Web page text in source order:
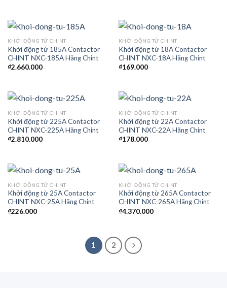
KHỞI ĐỘNG TỪ CHINT
Khởi động từ 185A Contactor
CHINT NXC-185A Hãng Chint
₫2.660.000
KHỞI ĐỘNG TỪ CHINT
Khởi động từ 18A Contactor
CHINT NXC-18A Hãng Chint
₫169.000
KHỞI ĐỘNG TỪ CHINT
Khởi động từ 225A Contactor
CHINT NXC-225A Hãng Chint
₫2.810.000
KHỞI ĐỘNG TỪ CHINT
Khởi động từ 22A Contactor
CHINT NXC-22A Hãng Chint
₫178.000
KHỞI ĐỘNG TỪ CHINT
Khởi động từ 25A Contactor
CHINT NXC-25A Hãng Chint
₫226.000
KHỞI ĐỘNG TỪ CHINT
Khởi động từ 265A Contactor
CHINT NXC-265A Hãng Chint
₫4.370.000
1 2